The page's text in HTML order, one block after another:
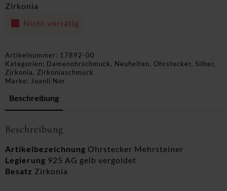
Zirkonia
Nicht vorrätig
Artikelnummer: 17892-00
Kategorien: Damenohrschmuck, Neuheiten, Ohrstecker, Silber,
Zirkonia, Zirkoniaschmuck
Marke: Joanli Nor
Beschreibung
Beschreibung
Artikelbezeichnung Ohrstecker Mehrsteiner
Legierung 925 AG gelb vergoldet
Besatz Zirkonia